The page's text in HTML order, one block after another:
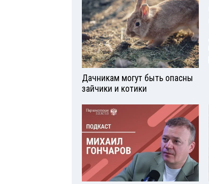
Дачникам могут быть опасны
зайчики и котики